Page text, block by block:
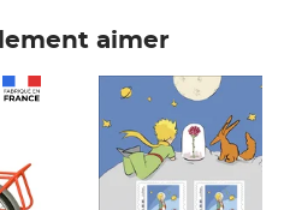
aimer
Prix 7,50€